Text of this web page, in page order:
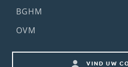
Footer
(2nd
BGHM
OVM
VIND UW